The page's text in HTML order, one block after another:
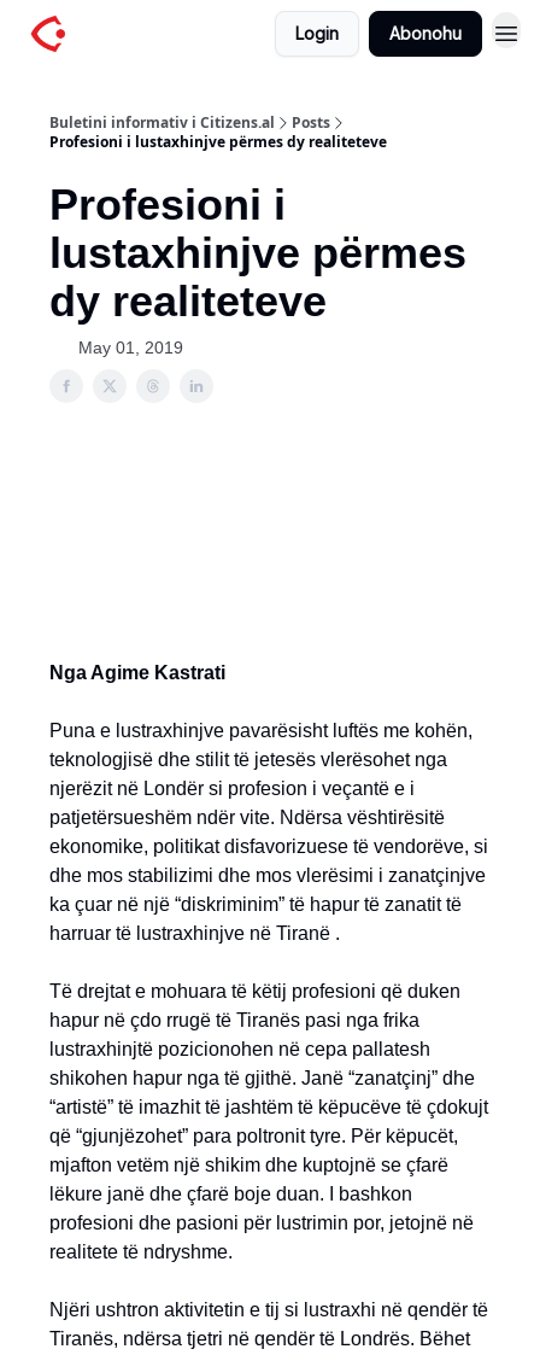
Login Abonohu
Buletini informativ i Citizens.al
Posts
Profesioni i lustaxhinjve përmes dy realiteteve
Profesioni i
lustaxhinjve përmes
dy realiteteve
May 01, 2019
Nga Agime Kastrati
Puna e lustraxhinjve pavarësisht luftës me kohën,
teknologjisë dhe stilit të jetesës vlerësohet nga
njerëzit në Londër si profesion i veçantë e i
patjetërsueshëm ndër vite. Ndërsa vështirësitë
ekonomike, politikat disfavorizuese të vendorëve, si
dhe mos stabilizimi dhe mos vlerësimi i zanatçinjve
ka çuar në një “diskriminim” të hapur të zanatit të
harruar të lustraxhinjve në Tiranë .
Të drejtat e mohuara të këtij profesioni që duken
hapur në çdo rrugë të Tiranës pasi nga frika
lustraxhinjtë pozicionohen në cepa pallatesh
shikohen hapur nga të gjithë. Janë “zanatçinj” dhe
“artistë” të imazhit të jashtëm të këpucëve të çdokujt
që “gjunjëzohet” para poltronit tyre. Për këpucët,
mjafton vetëm një shikim dhe kuptojnë se çfarë
lëkure janë dhe çfarë boje duan. I bashkon
profesioni dhe pasioni për lustrimin por, jetojnë në
realitete të ndryshme.
Njëri ushtron aktivitetin e tij si lustraxhi në qendër të
Tiranës, ndërsa tjetri në qendër të Londrës. Bëhet